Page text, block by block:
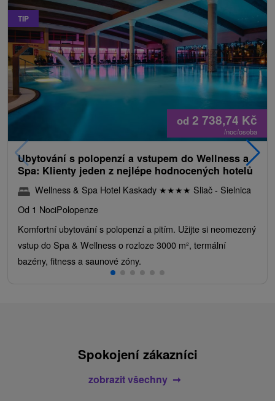
TIP
od 2 738,74 Kč
/noc/osoba
Ubytování s polopenzí a vstupem do Wellness a
Spa: Klienty jeden z nejlépe hodnocených hotelů
Wellness & Spa Hotel Kaskady ★★★★ Sliač - Sielnica
Od 1 NociPolopenze
Komfortní ubytování s polopenzí a pitím. Užijte si neomezený
vstup do Spa & Wellness o rozloze 3000 m², termální
bazény, fitness a saunové zóny.
Spokojení zákazníci
zobrazit všechny